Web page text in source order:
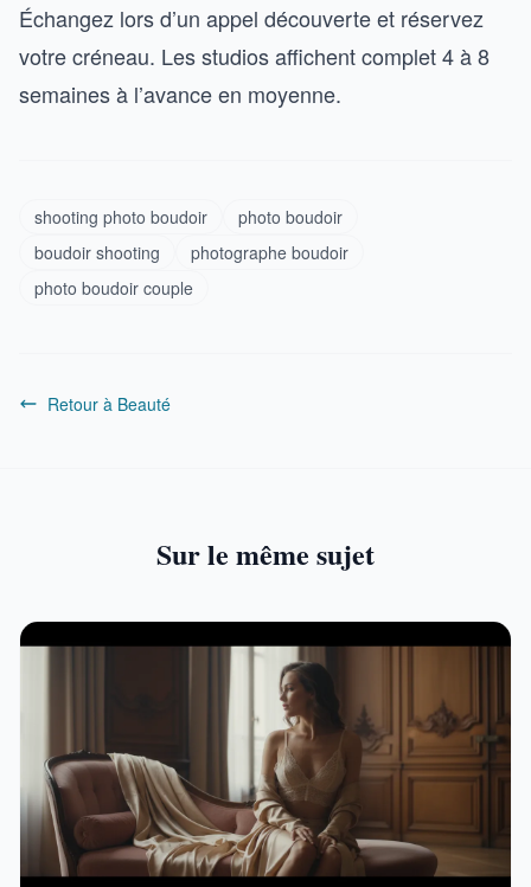
Échangez lors d’un appel découverte et réservez
votre créneau. Les studios affichent complet 4 à 8
semaines à l’avance en moyenne.
shooting photo boudoir
photo boudoir
boudoir shooting
photographe boudoir
photo boudoir couple
Retour à Beauté
Sur le même sujet